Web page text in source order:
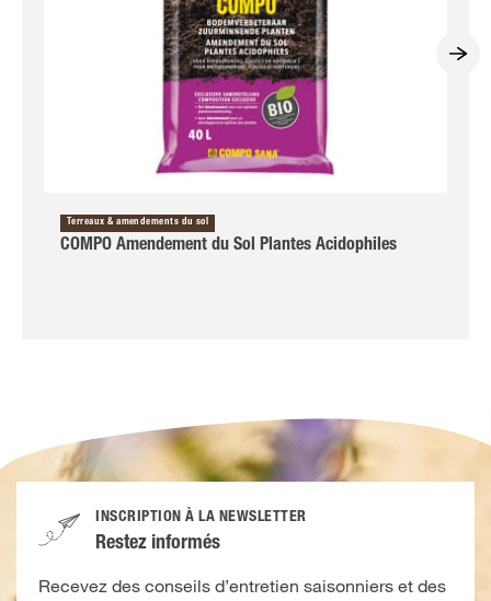
Terreaux & amendements du sol
COMPO Amendement du Sol Plantes Acidophiles
INSCRIPTION À LA NEWSLETTER
Restez informés
Recevez des conseils d’entretien saisonniers et des